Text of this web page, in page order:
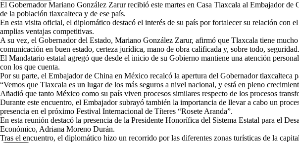
El Gobernador Mariano González Zarur recibió este martes en Casa Tlaxcala al Embajador
de la población tlaxcalteca y de ese país.
En esta visita oficial, el diplomático destacó el interés de su país por fortalecer su relación con
amplias ventajas competitivas.
A su vez, el Gobernador del Estado, Mariano González Zarur, afirmó que Tlaxcala tiene
comunicación en buen estado, certeza jurídica, mano de obra calificada y, sobre todo, seguridad.
El Mandatario estatal agregó que desde el inicio de su Gobierno mantiene una atención
con los que cuenta.
Por su parte, el Embajador de China en México recalcó la apertura del Gobernador tlaxcalteca
“Vemos que Tlaxcala es un lugar de los más seguros a nivel nacional, y está en pleno
Añadió que tanto México como su país viven procesos similares respecto de los procesos
Durante este encuentro, el Embajador subrayó también la importancia de llevar a cabo un
presencia en el próximo Festival Internacional de Títeres “Rosete Aranda”.
En esta reunión destacó la presencia de la Presidente Honorífica del Sistema Estatal para el
Económico, Adriana Moreno Durán.
Tras el encuentro, el diplomático hizo un recorrido por las diferentes zonas turísticas de la